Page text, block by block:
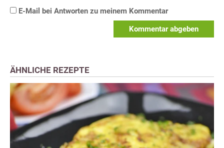
E-Mail bei Antworten zu meinem Kommentar
Kommentar abgeben
ÄHNLICHE REZEPTE